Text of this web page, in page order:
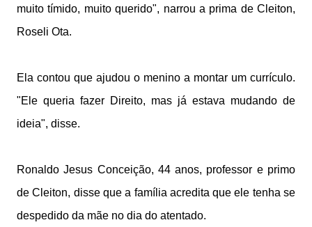
muito tímido, muito querido", narrou a prima de Cleiton,
Roseli Ota.
Ela contou que ajudou o menino a montar um currículo.
"Ele queria fazer Direito, mas já estava mudando de
ideia", disse.
Ronaldo Jesus Conceição, 44 anos, professor e primo
de Cleiton, disse que a família acredita que ele tenha se
despedido da mãe no dia do atentado.